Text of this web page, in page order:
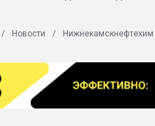
пуансона для
АБС-пластика
черный цвет
Новости Нижнекамскнефтехим